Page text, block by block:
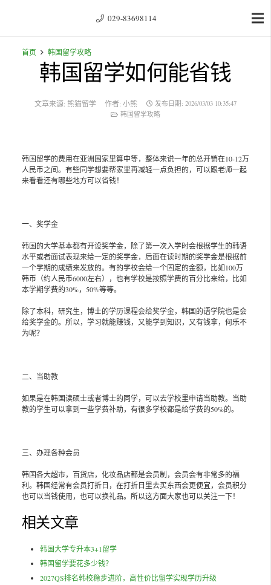
029-83698114
首页 韩国留学攻略
韩国留学如何能省钱
文章来源: 熊猫留学 作者:小熊 发布日期: 2026/03/03 10:35:47
韩国留学攻略
韩国留学的费用在亚洲国家里算中等，整体来说一年的总开销在10-12万
人民币之间。有些同学想要帮家里再减轻一点负担的，可以跟老师一起
来看看还有哪些地方可以省钱！
一、奖学金
韩国的大学基本都有开设奖学金，除了第一次入学时会根据学生的韩语
水平或者面试表现来给一定的奖学金，后面在读时期的奖学金是根据前
一个学期的成绩来发放的。有的学校会给一个固定的金额，比如100万
韩币（约人民币6000左右），也有学校是按照学费的百分比来给，比如
本学期学费的30%，50%等等。
除了本科，研究生，博士的学历课程会给奖学金，韩国的语学院也是会
给奖学金的。所以，学习就能赚钱，又能学到知识，又有钱拿，何乐不
为呢？
二、当助教
如果是在韩国读硕士或者博士的同学，可以去学校里申请当助教。当助
教的学生可以拿到一些学费补助，有很多学校都是给学费的50%的。
三、办理各种会员
韩国各大超市，百货店，化妆品店都是会员制，会员会有非常多的福
利。韩国经常有会员打折日，在打折日里去买东西会更便宜，会员积分
也可以当钱使用，也可以换礼品。所以这方面大家也可以关注一下！
相关文章
韩国大学专升本3+1留学
韩国留学要花多少钱？
2027QS排名韩校稳步进阶，高性价比留学实现学历升级